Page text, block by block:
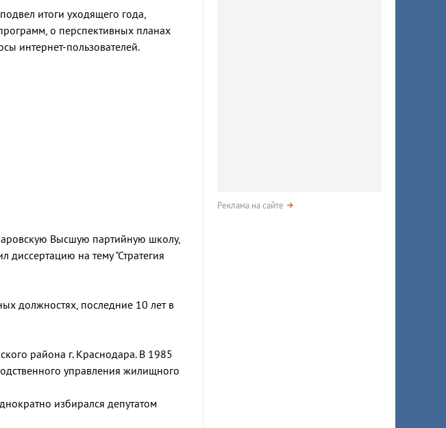
итоги уходящего года,
о перспективных планах
интернет-пользователей.
Высшую партийную школу,
диссертацию на тему "Стратегия
должностях, последние 10 лет в
района г. Краснодара. В 1985
управления жилищного
избирался депутатом
Реклама на сайте